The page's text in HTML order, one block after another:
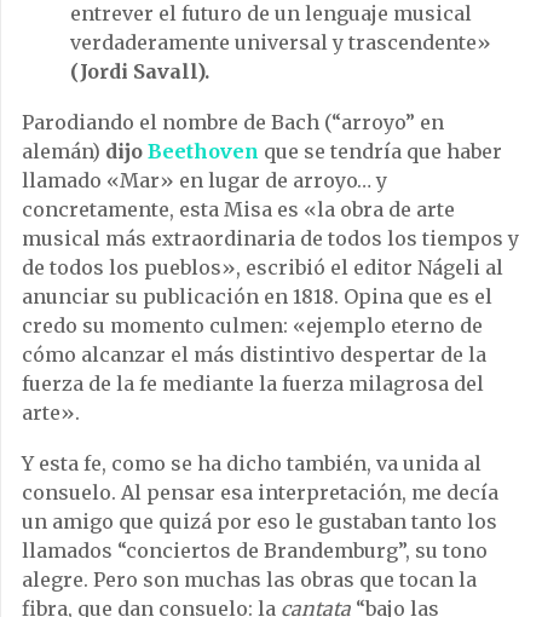
entrever el futuro de un lenguaje musical
verdaderamente universal y trascendente»
(Jordi Savall).
Parodiando el nombre de Bach (“arroyo” en
alemán) dijo Beethoven que se tendría que haber
llamado «Mar» en lugar de arroyo… y
concretamente, esta Misa es «la obra de arte
musical más extraordinaria de todos los tiempos y
de todos los pueblos», escribió el editor Nágeli al
anunciar su publicación en 1818. Opina que es el
credo su momento culmen: «ejemplo eterno de
cómo alcanzar el más distintivo despertar de la
fuerza de la fe mediante la fuerza milagrosa del
arte».
Y esta fe, como se ha dicho también, va unida al
consuelo. Al pensar esa interpretación, me decía
un amigo que quizá por eso le gustaban tanto los
llamados “conciertos de Brandemburg”, su tono
alegre. Pero son muchas las obras que tocan la
fibra, que dan consuelo: la cantata “bajo las